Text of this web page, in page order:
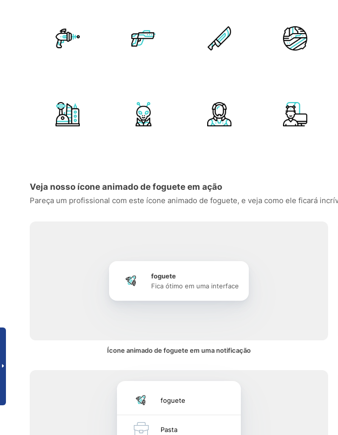
Veja nosso ícone animado de foguete em ação
Pareça um profissional com este ícone animado de foguete, e veja como ele ficará
foguete
Fica ótimo em uma interface
Ícone animado de foguete em uma notificação
foguete
Pasta